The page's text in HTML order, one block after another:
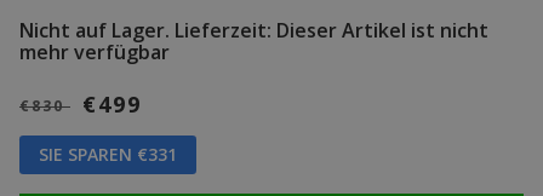
Nicht auf Lager. Lieferzeit: Dieser Artikel ist nicht
mehr verfügbar
€830 €499
SIE SPAREN €331